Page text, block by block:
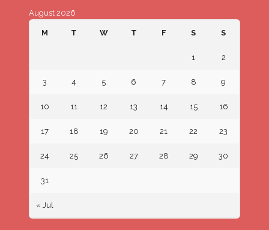
August 2026
M T W T F S S
« Jul
1 2
3 4 5 6 7 8 9
10 11 12 13 14 15 16
17 18 19 20 21 22 23
24 25 26 27 28 29 30
31